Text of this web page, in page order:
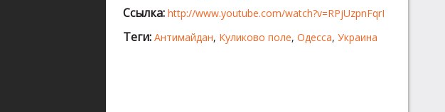
Ссылка: http://www.youtube.com/watch?v=RPjUzpnFqrI
Теги: Антимайдан, Куликово поле, Одесса, Украина